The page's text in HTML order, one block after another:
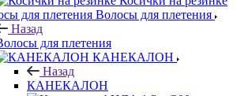
Волосы для плетения
Назад
для плетения
КАНЕКАЛОН
Назад
КАНЕКАЛОН